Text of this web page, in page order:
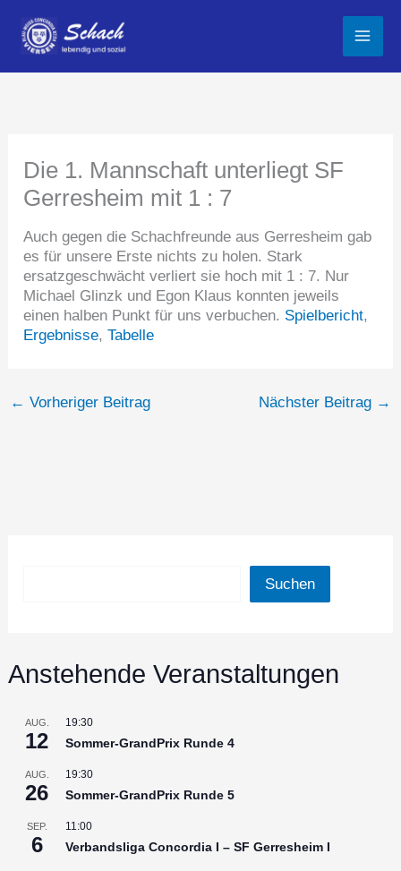
Inhalt
springen
Die 1. Mannschaft unterliegt SF
Gerresheim mit 1 : 7
Auch gegen die Schachfreunde aus Gerresheim gab
es für unsere Erste nichts zu holen. Stark
ersatzgeschwächt verliert sie hoch mit 1 : 7. Nur
Michael Glinzk und Egon Klaus konnten jeweils
einen halben Punkt für uns verbuchen. Spielbericht,
Ergebnisse,Tabelle
← Vorheriger Beitrag Nächster Beitrag →
Suchen
Anstehende Veranstaltungen
AUG.
12
19:30
Sommer-GrandPrix Runde 4
AUG.
26
19:30
Sommer-GrandPrix Runde 5
SEP.
6
11:00
Verbandsliga Concordia I – SF Gerresheim I